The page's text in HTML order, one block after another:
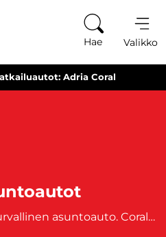
Hae Valikko
Adria Coral
Adria Coral on tilava ja turvallinen asuntoauto. Coral omaa neljä tai viisi istuinpaikkaa ja sen hyväksytyt vuodepaikat vaihtelevat kolmen ja seitsemän välillä. Osta oma, heti saatavilla oleva ja vähäpäästöinen Adria Coral asuntoautosi J. Rinta-joupilta. Autoon on saatavilla myös edullinen